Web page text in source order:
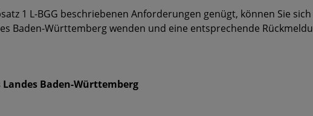
1 L-BGG beschriebenen Anforderungen genügt, können Sie
Baden-Württemberg wenden und eine entsprechende
Baden-Württemberg